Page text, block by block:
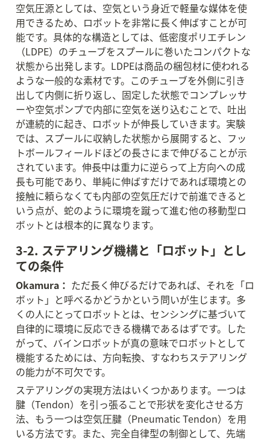
空気圧源としては、空気という身近で軽量な媒体を使
用できるため、ロボットを非常に長く伸ばすことが可
能です。具体的な構造としては、低密度ポリエチレン
（LDPE）のチューブをスプールに巻いたコンパクトな
状態から出発します。LDPEは商品の梱包材に使われる
ような一般的な素材です。このチューブを外側に引き
出して内側に折り返し、固定した状態でコンプレッサ
ーや空気ポンプで内部に空気を送り込むことで、吐出
が連続的に起き、ロボットが伸長していきます。実験
では、スプールに収納した状態から展開すると、フッ
トボールフィールドほどの長さにまで伸びることが示
されています。伸長中は重力に逆らって上方向への成
長も可能であり、単純に伸ばすだけであれば環境との
接触に頼らなくても内部の空気圧だけで前進できると
いう点が、蛇のように環境を蹴って進む他の移動型ロ
ボットとは根本的に異なります。
3-2. ステアリング機構と「ロボット」とし
ての条件
Okamura： ただ長く伸びるだけであれば、それを「ロ
ボット」と呼べるかどうかという問いが生じます。多
くの人にとってロボットとは、センシングに基づいて
自律的に環境に反応できる機構であるはずです。した
がって、バインロボットが真の意味でロボットとして
機能するためには、方向転換、すなわちステアリング
の能力が不可欠です。
ステアリングの実現方法はいくつかあります。一つは
腱（Tendon）を引っ張ることで形状を変化させる方
法、もう一つは空気圧腱（Pneumatic Tendon）を用
いる方法です。また、完全自律型の制御として、先端